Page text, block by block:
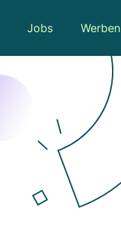
Jobs Werben